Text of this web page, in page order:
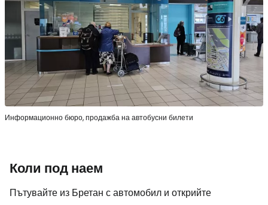
Информационно бюро, продажба на автобусни билети
Коли под наем
Пътувайте из Бретан с автомобил и открийте